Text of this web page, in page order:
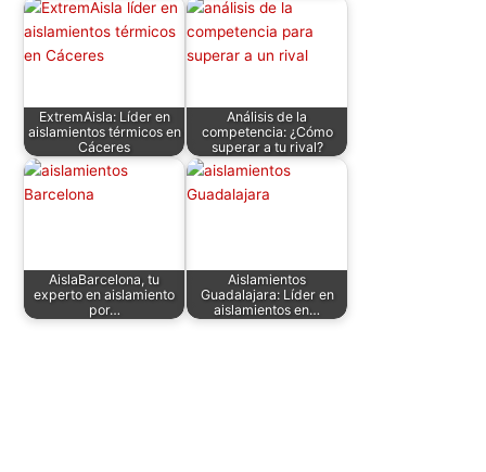
k
ExtremAisla: Líder en
aislamientos térmicos en
Cáceres
Análisis de la
competencia: ¿Cómo
superar a tu rival?
AislaBarcelona, tu
experto en aislamiento
por…
Aislamientos
Guadalajara: Líder en
aislamientos en…